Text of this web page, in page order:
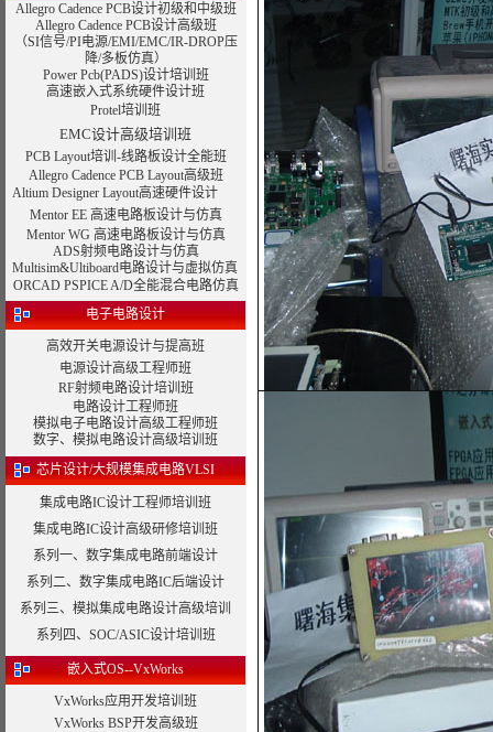
Allegro Cadence PCB设计初级和中级班
Allegro Cadence PCB设计高级班
（SI信号/PI电源/EMI/EMC/IR-DROP压
降/多板仿真）
Power Pcb(PADS)设计培训班
高速嵌入式系统硬件设计班
Protel培训班
EMC设计高级培训班
PCB Layout培训-线路板设计全能班
Allegro Cadence PCB Layout高级班
Altium Designer Layout高速硬件设计
Mentor EE 高速电路板设计与仿真
Mentor WG 高速电路板设计与仿真
ADS射频电路设计与仿真
Multisim&Ultiboard电路设计与虚拟仿真
ORCAD PSPICE A/D全能混合电路仿真
电子电路设计
高效开关电源设计与提高班
电源设计高级工程师班
RF射频电路设计培训班
电路设计工程师班
模拟电子电路设计高级工程师班
数字、模拟电路设计高级培训班
芯片设计/大规模集成电路VLSI
集成电路IC设计工程师培训班
集成电路IC设计高级研修培训班
系列一、数字集成电路前端设计
系列二、数字集成电路IC后端设计
系列三、模拟集成电路设计高级培训
系列四、SOC/ASIC设计培训班
嵌入式OS--VxWorks
VxWorks应用开发培训班
VxWorks BSP开发高级班